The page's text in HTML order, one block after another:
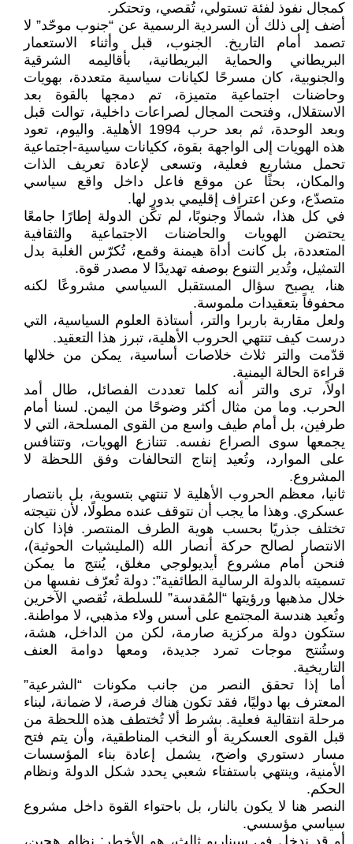
كمجال نفوذ لفئة تستولي، تُقصي، وتحتكر.
أضف إلى ذلك أن السردية الرسمية عن “جنوب موحّد” لا
تصمد أمام التاريخ. الجنوب، قبل وأثناء الاستعمار
البريطاني والحماية البريطانية، بأقاليمه الشرقية
والجنوبية، كان مسرحًا لكيانات سياسية متعددة، بهويات
وحاضنات اجتماعية متميزة، تم دمجها بالقوة بعد
الاستقلال، وفتحت المجال لصراعات داخلية، توالت قبل
وبعد الوحدة، ثم بعد حرب 1994 الأهلية. واليوم، تعود
هذه الهويات إلى الواجهة بقوة، ككيانات سياسية-اجتماعية
تحمل مشاريع فعلية، وتسعى لإعادة تعريف الذات
والمكان، بحثًا عن موقع فاعل داخل واقع سياسي
متصدّع، وعن اعتراف إقليمي بدورٍ لها.
في كل هذا، شمالًا وجنوبًا، لم تكن الدولة إطارًا جامعًا
يحتضن الهويات والحاضنات الاجتماعية والثقافية
المتعددة، بل كانت أداة هيمنة وقمع، تُكرّس الغلبة بدل
التمثيل، وتُدير التنوع بوصفه تهديدًا لا مصدر قوة.
هنا، يصبح سؤال المستقبل السياسي مشروعًا لكنه
محفوفاً بتعقيدات ملموسة.
ولعل مقاربة باربرا والتر، أستاذة العلوم السياسية، التي
درست كيف تنتهي الحروب الأهلية، تبرز هذا التعقيد.
قدّمت والتر ثلاث خلاصات أساسية، يمكن من خلالها
قراءة الحالة اليمنية.
اولاً، ترى والتر أنه كلما تعددت الفصائل، طال أمد
الحرب. وما من مثال أكثر وضوحًا من اليمن. لسنا أمام
طرفين، بل أمام طيف واسع من القوى المسلحة، التي لا
يجمعها سوى الصراع نفسه. تتنازع الهويات، وتتنافس
على الموارد، وتُعيد إنتاج التحالفات وفق اللحظة لا
المشروع.
ثانيا، معظم الحروب الأهلية لا تنتهي بتسوية، بل بانتصار
عسكري. وهذا ما يجب أن نتوقف عنده مطولًا، لأن نتيجته
تختلف جذريًا بحسب هوية الطرف المنتصر. فإذا كان
الانتصار لصالح حركة أنصار الله (المليشيات الحوثية)،
فنحن أمام مشروع أيديولوجي مغلق، يُنتج ما يمكن
تسميته بالدولة الرسالية الطائفية”: دولة تُعرّف نفسها من
خلال مذهبها ورؤيتها “المُقدسة” للسلطة، تُقصي الآخرين
وتُعيد هندسة المجتمع على أسس ولاء مذهبي، لا مواطنة.
ستكون دولة مركزية صارمة، لكن من الداخل، هشة،
وستُنتج موجات تمرد جديدة، ومعها دوامة العنف
التاريخية.
أما إذا تحقق النصر من جانب مكونات “الشرعية”
المعترف بها دوليًا، فقد تكون هناك فرصة، لا ضمانة، لبناء
مرحلة انتقالية فعلية. بشرط ألا تُختطف هذه اللحظة من
قبل القوى العسكرية أو النخب المناطقية، وأن يتم فتح
مسار دستوري واضح، يشمل إعادة بناء المؤسسات
الأمنية، وينتهي باستفتاء شعبي يحدد شكل الدولة ونظام
الحكم.
النصر هنا لا يكون بالنار، بل باحتواء القوة داخل مشروع
سياسي مؤسسي.